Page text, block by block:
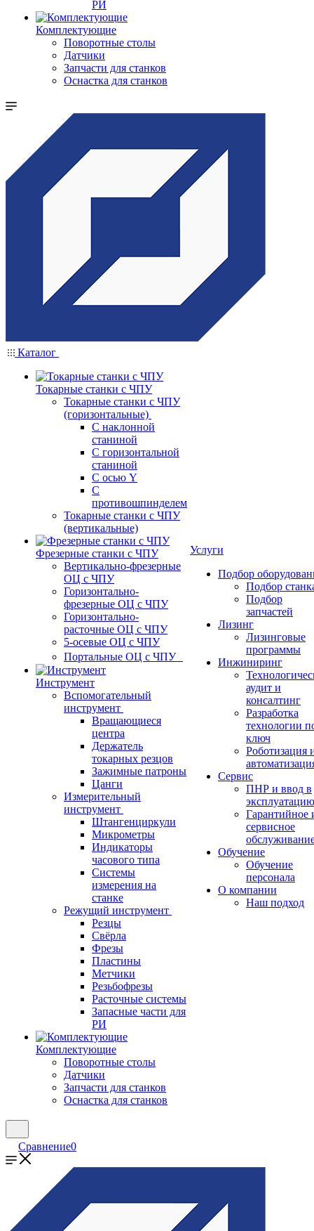
РИ
Комплектующие
Поворотные столы
Датчики
Запчасти для станков
Оснастка для станков
Каталог
Токарные станки с ЧПУ
Токарные станки с ЧПУ
(горизонтальные)
С наклонной
станиной
С горизонтальной
станиной
С осью Y
С
противошпинделем
Токарные станки с ЧПУ
(вертикальные)
Фрезерные станки с ЧПУ
Вертикально-фрезерные
ОЦ с ЧПУ
Горизонтально-
фрезерные ОЦ с ЧПУ
Горизонтально-
расточные ОЦ с ЧПУ
5-осевые ОЦ с ЧПУ
Портальные ОЦ с ЧПУ
Инструмент
Вспомогательный
инструмент
Вращающиеся
центра
Держатель
токарных резцов
Зажимные патроны
Цанги
Измерительный
инструмент
Штангенциркули
Микрометры
Индикаторы
часового типа
Системы
измерения на
станке
Режущий инструмент
Резцы
Свёрла
Фрезы
Пластины
Метчики
Резьбофрезы
Расточные системы
Запасные части для
РИ
Комплектующие
Поворотные столы
Датчики
Запчасти для станков
Оснастка для станков
Услуги
Подбор
Подбор
Подбор
запчастей
Лизинг
Лизинговые
программы
Инжиниринг
аудит и
консалтинг
Разработка
технологии
ключ
Роботизация
Сервис
ПНР и ввод в
эксплуатацию
Гарантийное
сервисное
Обучение
Обучение
персонала
О компании
Наш подход
Сравнение0